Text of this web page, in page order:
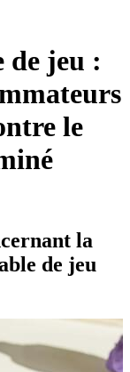
de jeu :
le
la
de jeu